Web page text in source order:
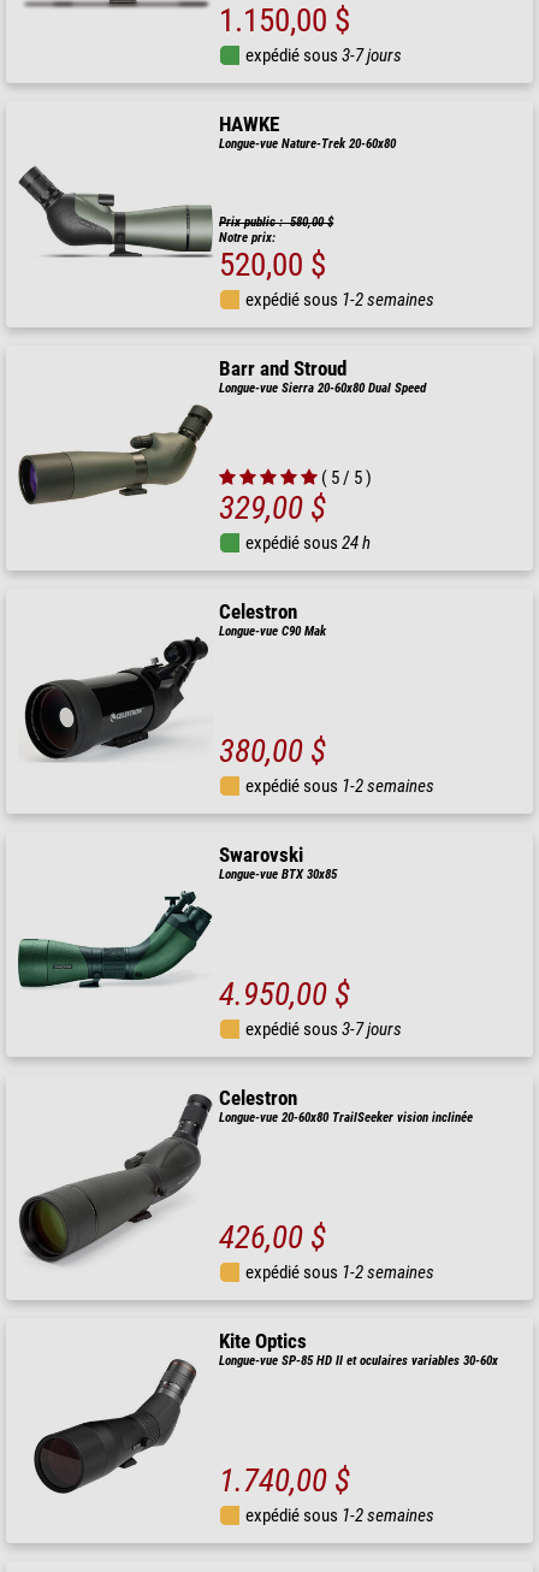
1.150,00 $
expédié sous3-7 jours
HAWKE
Longue-vue Nature-Trek 20-60x80
Prix public : 580,00 $
Notre prix:
520,00 $
expédié sous 1-2 semaines
Barr and Stroud
Longue-vue Sierra 20-60x80 Dual Speed
( 5 / 5 )
329,00 $
expédié sous24 h
Celestron
Longue-vue C90 Mak
380,00 $
expédié sous 1-2 semaines
Swarovski
Longue-vue BTX 30x85
4.950,00 $
expédié sous3-7 jours
Celestron
Longue-vue 20-60x80 TrailSeeker vision inclinée
426,00 $
expédié sous 1-2 semaines
Kite Optics
Longue-vue SP-85 HD II et oculaires variables 30-60x
1.740,00 $
expédié sous 1-2 semaines